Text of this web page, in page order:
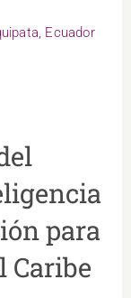
Ecuador
para
Caribe